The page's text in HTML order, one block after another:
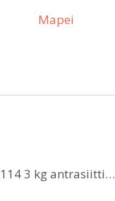
Mapei
3 kg antrasiitti…